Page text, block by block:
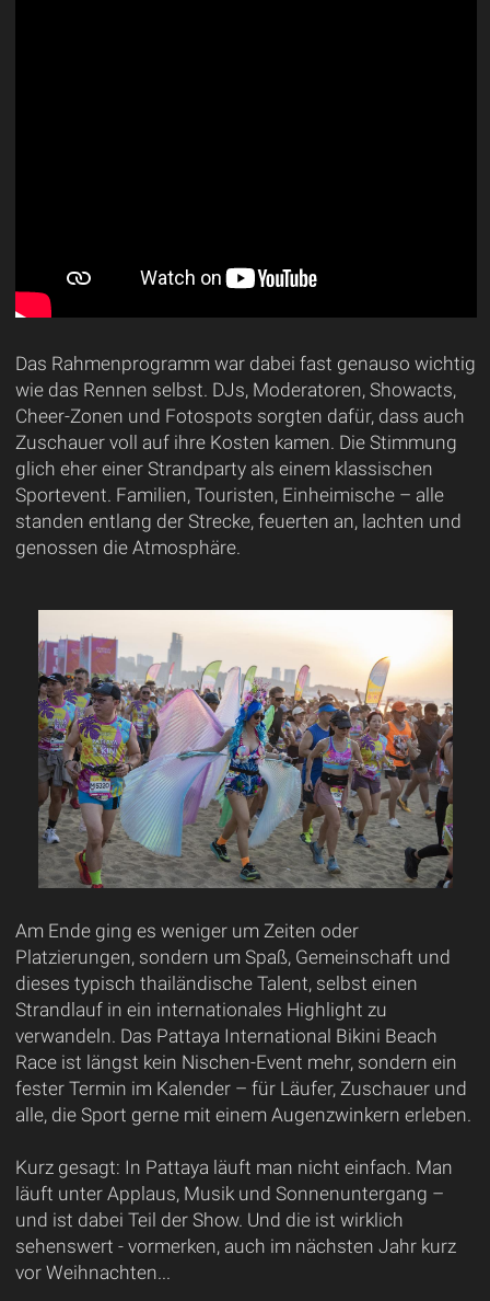
Das Rahmenprogramm war dabei fast genauso wichtig
wie das Rennen selbst. DJs, Moderatoren, Showacts,
Cheer-Zonen und Fotospots sorgten dafür, dass auch
Zuschauer voll auf ihre Kosten kamen. Die Stimmung
glich eher einer Strandparty als einem klassischen
Sportevent. Familien, Touristen, Einheimische – alle
standen entlang der Strecke, feuerten an, lachten und
genossen die Atmosphäre.
Am Ende ging es weniger um Zeiten oder
Platzierungen, sondern um Spaß, Gemeinschaft und
dieses typisch thailändische Talent, selbst einen
Strandlauf in ein internationales Highlight zu
verwandeln. Das Pattaya International Bikini Beach
Race ist längst kein Nischen-Event mehr, sondern ein
fester Termin im Kalender – für Läufer, Zuschauer und
alle, die Sport gerne mit einem Augenzwinkern erleben.
Kurz gesagt: In Pattaya läuft man nicht einfach. Man
läuft unter Applaus, Musik und Sonnenuntergang –
und ist dabei Teil der Show. Und die ist wirklich
sehenswert - vormerken, auch im nächsten Jahr kurz
vor Weihnachten...